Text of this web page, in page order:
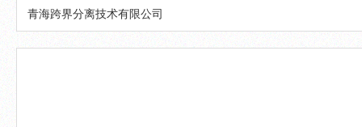
青海跨界分离技术有限公司